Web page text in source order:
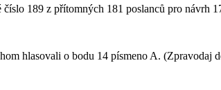
189 z přítomných 181 poslanců pro návrh
hlasovali o bodu 14 písmeno A. (Zpravodaj